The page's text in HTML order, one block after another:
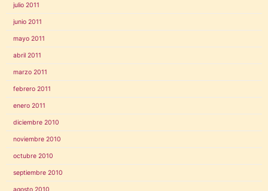
julio 2011
junio 2011
mayo 2011
abril 2011
marzo 2011
febrero 2011
enero 2011
diciembre 2010
noviembre 2010
octubre 2010
septiembre 2010
agosto 2010